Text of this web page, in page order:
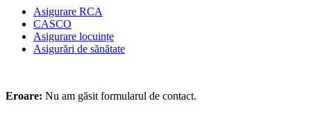
Asigurare RCA
CASCO
Asigurare locuințe
Asigurări de sănătate
Eroare: Nu am găsit formularul de contact.